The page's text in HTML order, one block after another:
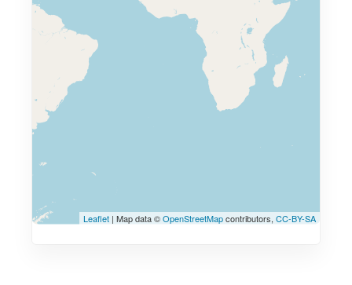
Leaflet | Map data ©OpenStreetMapcontributors, CC-BY-SA